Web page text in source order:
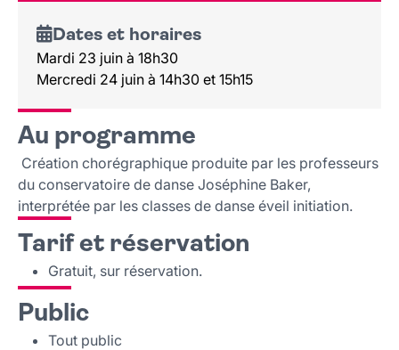
Dates et horaires
Mardi 23 juin à 18h30
Mercredi 24 juin à 14h30 et 15h15
Au programme
Création chorégraphique produite par les professeurs
du conservatoire de danse Joséphine Baker,
interprétée par les classes de danse éveil initiation.
Tarif et réservation
Gratuit, sur réservation.
Public
Tout public